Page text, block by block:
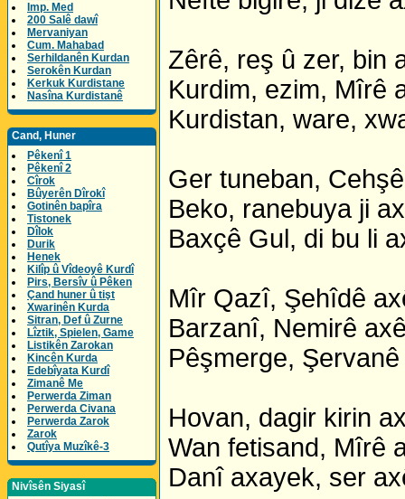
Imp. Med
200 Salê dawî
Mervaniyan
Cum. Mahabad
Serhildanên Kurdan
Serokên Kurdan
Kerkuk Kurdistane
Nasîna Kurdistanê
Cand, Huner
Pêkenî 1
Pêkenî 2
Cîrok
Bûyerên Dîrokî
Gotinên bapîra
Tistonek
Dîlok
Durik
Henek
Kilîp û Vîdeoyê Kurdî
Pirs, Bersîv û Pêken
Çand huner û tişt
Xwarinên Kurda
Sitran, Def û Zurne
Lîztik, Spielen, Game
Listikên Zarokan
Kincên Kurda
Edebîyata Kurdî
Zimanê Me
Perwerda Ziman
Perwerda Civana
Perwerda Zarok
Zarok
Qutîya Muzîkê-3
Nivîsên Siyasî
Zêrê, reş û zer, bin
Kurdim, ezim, Mîrê
Kurdistan, ware,
Ger tuneban,
Beko, ranebuya ji
Baxçê Gul, di bu li
Mîr Qazî, Şehîdê
Barzanî, Nemirê
Pêşmerge,
Hovan, dagir kirin
Wan fetisand, Mîrê
Danî axayek, ser